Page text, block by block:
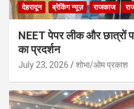
देहरादून ब्रेकिंग न्यूज़ राजकाज
NEET पेपर लीक और छात्रों
का प्रदर्शन
July 23, 2026 शोभा/ओम प्रकाश